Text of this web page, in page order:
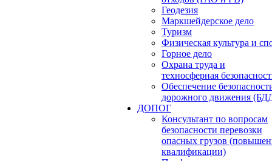
Геодезия
Маркшейдерское дело
Туризм
Физическая культура и
Горное дело
Охрана труда и
техносферная
Обеспечение
дорожного движения
ДОПОГ
Консультант по вопросам
безопасности перевозки
опасных грузов
квалификации)